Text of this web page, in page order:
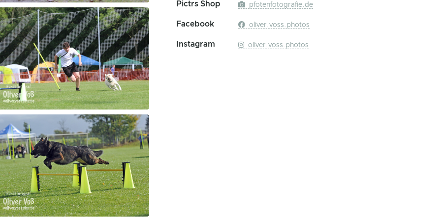
Pictrs Shop pfotenfotografie.de
Facebook oliver.voss.photos
Instagram oliver.voss.photos